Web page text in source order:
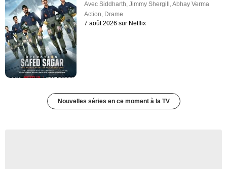
AvecSiddharth,Jimmy Shergill ,Abhay Verma
Action, Drame
7 août 2026 sur Netflix
Nouvelles séries en ce moment à la TV